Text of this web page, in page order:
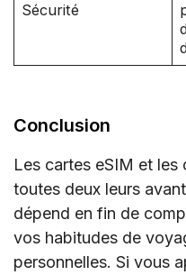
Sécurité
Conclusion
Les cartes eSIM et
toutes deux leurs
dépend en fin de
vos habitudes de
personnelles. Si vous